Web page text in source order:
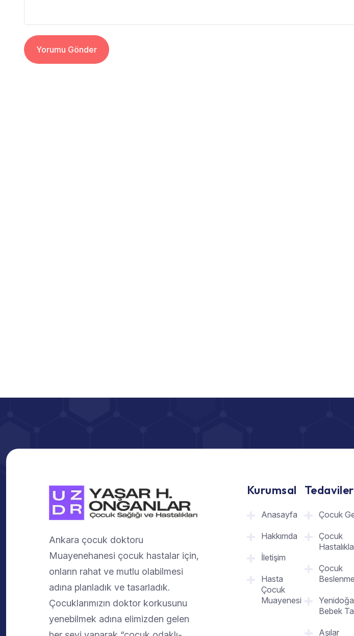
Yorumu Gönder
Ankara çocuk doktoru
Muayenehanesi çocuk hastalar için,
onların rahat ve mutlu olabilmesi
adına planladık ve tasarladık.
Çocuklarımızın doktor korkusunu
yenebilmek adına elimizden gelen
Kurumsal
Anasayfa
Hakkımda
İletişim
Hasta
Çocuk
Muayenesi
Tedaviler
Çocuk
Çocuk
Çocuk
Bebek
Aşılar